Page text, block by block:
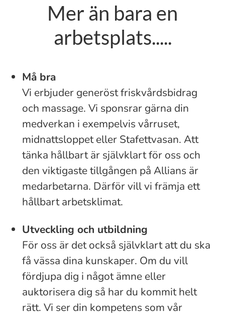
Mer än bara en
arbetsplats.....
Må bra
Vi erbjuder generöst friskvårdsbidrag
och massage. Vi sponsrar gärna din
medverkan i exempelvis vårruset,
midnattsloppet eller Stafettvasan. Att
tänka hållbart är självklart för oss och
den viktigaste tillgången på Allians är
medarbetarna. Därför vill vi främja ett
hållbart arbetsklimat.
Utveckling och utbildning
För oss är det också självklart att du ska
få vässa dina kunskaper. Om du vill
fördjupa dig i något ämne eller
auktorisera dig så har du kommit helt
rätt. Vi ser din kompetens som vår